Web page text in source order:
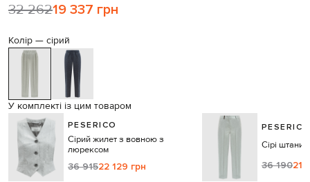
32 26219 337 грн
Колір — сірий
У комплекті із цим товаром
PESERICO
Сірий жилет з вовною з
люрексом
36 91522 129 грн
PESERICO
Сірі штани
36 19021